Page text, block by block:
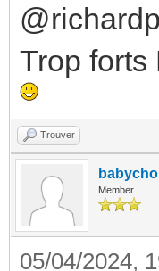
Trop forts
Trouver
Member
05/04/2024,